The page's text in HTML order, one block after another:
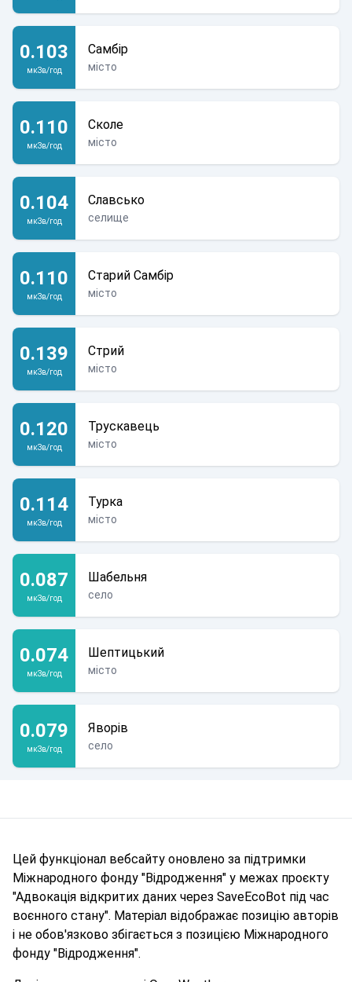
0.103
мкЗв/год
Самбір
місто
0.110
мкЗв/год
Сколе
місто
0.104
мкЗв/год
Славсько
селище
0.110
мкЗв/год
Старий Самбір
місто
0.139
мкЗв/год
Стрий
місто
0.120
мкЗв/год
Трускавець
місто
0.114
мкЗв/год
Турка
місто
0.087
мкЗв/год
Шабельня
село
0.074
мкЗв/год
Шептицький
місто
0.079
мкЗв/год
Яворів
село
Цей функціонал вебсайту оновлено за підтримки
Міжнародного фонду "Відродження" у межах проєкту
"Адвокація відкритих даних через SaveEcoBot під час
воєнного стану". Матеріал відображає позицію авторів
і не обов'язково збігається з позицією Міжнародного
фонду "Відродження".